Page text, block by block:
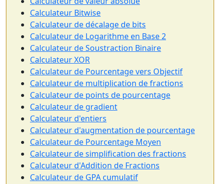
Calculateur Bitwise
Calculateur de décalage de bits
Calculateur de Logarithme en Base 2
Calculateur de Soustraction Binaire
Calculateur XOR
Calculateur de Pourcentage vers Objectif
Calculateur de multiplication de fractions
Calculateur de points de pourcentage
Calculateur de gradient
Calculateur d'entiers
Calculateur d'augmentation de pourcentage
Calculateur de Pourcentage Moyen
Calculateur de simplification des fractions
Calculateur d'Addition de Fractions
Calculateur de GPA cumulatif